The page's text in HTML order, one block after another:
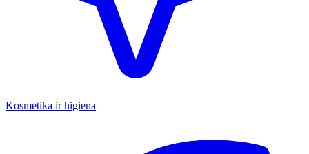
Kosmetika ir higiena